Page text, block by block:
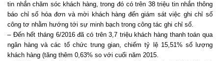
tin nhắn chăm sóc khách hàng, trong đó có trên 38 triệu tin nhắn thông
báo chỉ số hóa đơn và mời khách hàng đến giám sát việc ghi chỉ số
công tơ nhằm hướng tới sự minh bạch trong công tác ghi chỉ số.
– Đến hết tháng 6/2016 đã có trên 3,7 triệu khách hàng thanh toán qua
ngân hàng và các tổ chức trung gian, chiếm tỷ lệ 15,51% số lượng
khách hàng (tăng thêm 0,63% so với cuối năm 2015.